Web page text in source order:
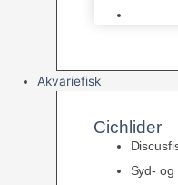
Akvariefisk
Cichlider
Syd- og